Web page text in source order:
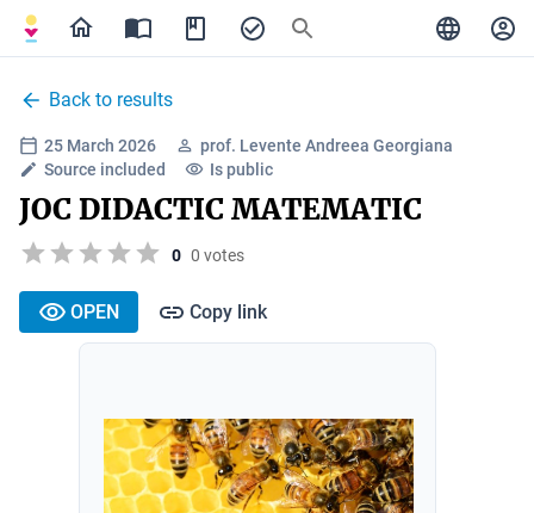
Back to results
25 March 2026
prof. Levente Andreea Georgiana
Source included
Is public
JOC DIDACTIC MATEMATIC
0 0 votes
OPEN Copy link